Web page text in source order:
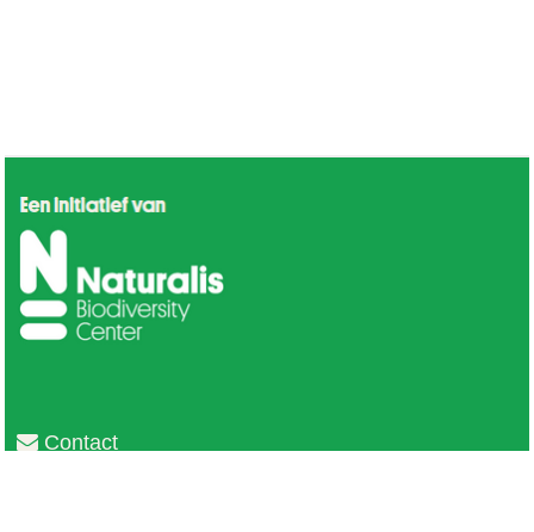
Contact